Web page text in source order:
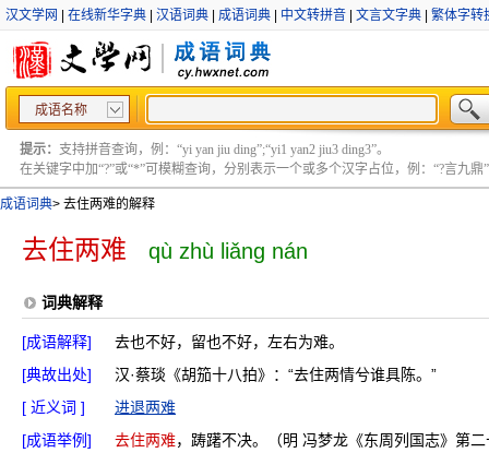
汉文学网 在线新华字典 汉语词典 成语词典 中文转拼音 文言文字典 繁体字转
成语名称
提示： 支持拼音查询，例：“yi yan jiu ding”;“yi1 yan2 jiu3 ding3”。
在关键字中加“?”或“*”可模糊查询，分别表示一个或多个汉字占位，例：“?言九鼎”
成语词典> 去住两难的解释
去住两难 qù zhù liǎng nán
词典解释
[成语解释]
去也不好，留也不好，左右为难。
[典故出处]
汉·蔡琰《胡笳十八拍》：“去住两情兮谁具陈。”
[ 近义词 ]
进退两难
[成语举例]
去住两难，踌躇不决。（明 冯梦龙《东周列国志》第